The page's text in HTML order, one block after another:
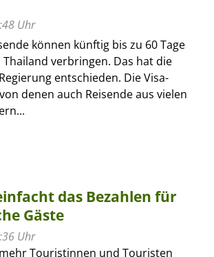
Uhr
können künftig bis zu 60 Tage
verbringen. Das hat die
entschieden. Die Visa-
denen auch Reisende aus vielen
das Bezahlen für
Gäste
Uhr
Touristinnen und Touristen